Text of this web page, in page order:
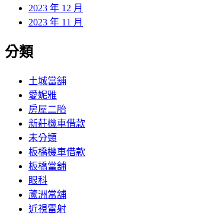
2023 年 12 月
2023 年 11 月
分類
土城當舖
愛妮雅
房屋二胎
新莊機車借款
未分類
板橋機車借款
板橋當舖
眼科
蘆洲當舖
近視雷射